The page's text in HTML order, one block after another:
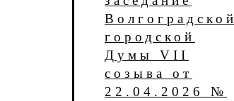
Волгоградской
городской
Думы VII
созыва от
22.04.2026 №